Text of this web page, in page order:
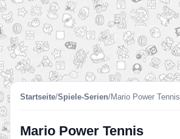
Startseite/Spiele-Serien/Mario Power Tennis
Mario Power Tennis